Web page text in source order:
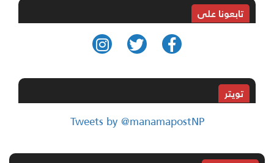
تابعونا على
تويتر
Tweets by @manamapostNP